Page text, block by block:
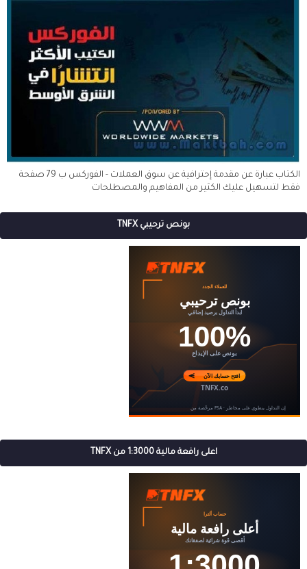
الكتاب عبارة عن مقدمة إحترافية عن سوق العملات - الفوركس ب 79 صفحة
فقط لتسهيل عليك الكثير من المفاهيم والمصطلحات
بونص ترحيبي TNFX
اعلى رافعة مالية 1:3000 من TNFX